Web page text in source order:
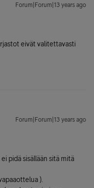
Forum|Forum|13 years ago
eivät valitettavasti
Forum|Forum|13 years ago
pidä sisällään sitä mitä
).